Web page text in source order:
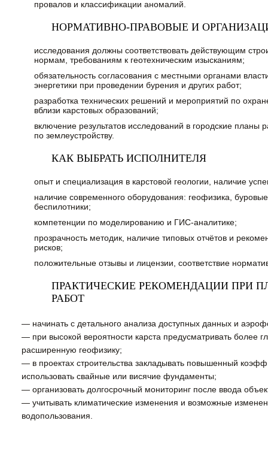
провалов и классификации аномалий.
НОРМАТИВНО-ПРАВОВЫЕ И
исследования должны соответствовать действующим
нормам, требованиям к геотехническим изысканиям;
обязательность согласования с местными органами
энергетики при проведении бурения и других работ;
разработка технических решений и мероприятий по
вблизи карстовых образований;
включение результатов исследований в городские планы
по землеустройству.
КАК ВЫБРАТЬ ИСПОЛНИТЕЛЯ
опыт и специализация в карстовой геологии, наличие
наличие современного оборудования: геофизика,
беспилотники;
компетенции по моделированию и ГИС-аналитике;
прозрачность методик, наличие типовых отчётов и
рисков;
положительные отзывы и лицензии, соответствие
ПРАКТИЧЕСКИЕ РЕКОМЕНДАЦИИ ПРИ
РАБОТ
— начинать с детального анализа доступных данных и
— при высокой вероятности карста предусматривать более
расширенную геофизику;
— в проектах строительства закладывать повышенный
использовать свайные или висячие фундаменты;
— организовать долгосрочный мониторинг после ввода
— учитывать климатические изменения и возможные
водопользования.